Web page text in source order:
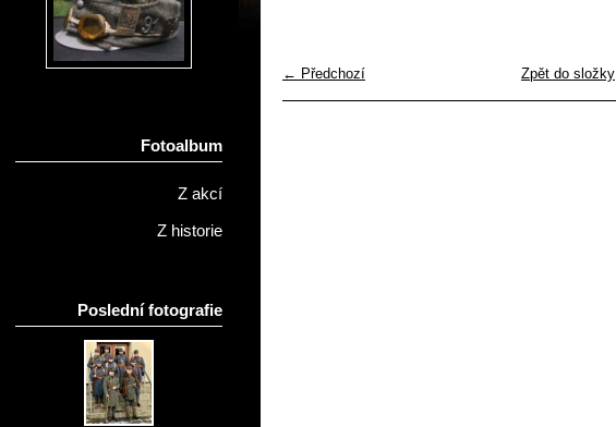
← Předchozí Zpět do složky
Fotoalbum
Z akcí
Z historie
Poslední fotografie